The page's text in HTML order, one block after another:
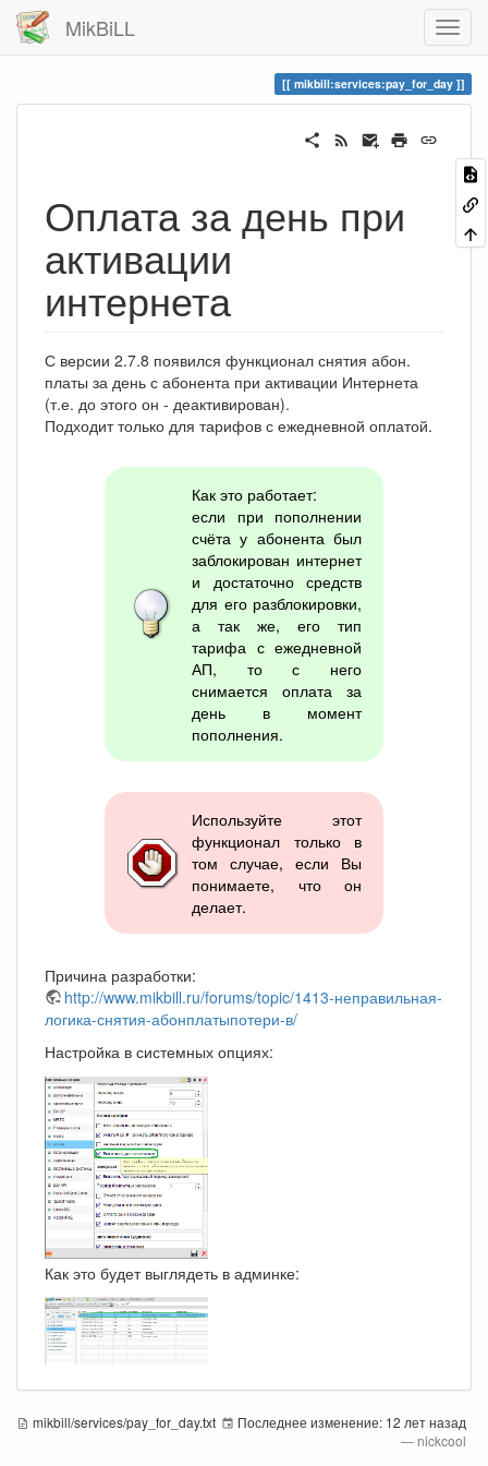
MikBiLL
mikbill:services:pay_for_day
Оплата за день при
активации
интернета
С версии 2.7.8 появился функционал снятия абон.
платы за день с абонента при активации Интернета
(т.е. до этого он - деактивирован).
Подходит только для тарифов с ежедневной оплатой.
Как это работает:
если при пополнении
счёта у абонента был
заблокирован интернет
и достаточно средств
для его разблокировки,
а так же, его тип
тарифа с ежедневной
АП, то с него
снимается оплата за
день в момент
пополнения.
Используйте этот
функционал только в
том случае, если Вы
понимаете, что он
делает.
Причина разработки:
http://www.mikbill.ru/forums/topic/1413-неправильная-
логика-снятия-абонплатыпотери-в/
Настройка в системных опциях:
Как это будет выглядеть в админке:
mikbill/services/pay_for_day.txt Последнее изменение: 12 лет назад
— nickcool